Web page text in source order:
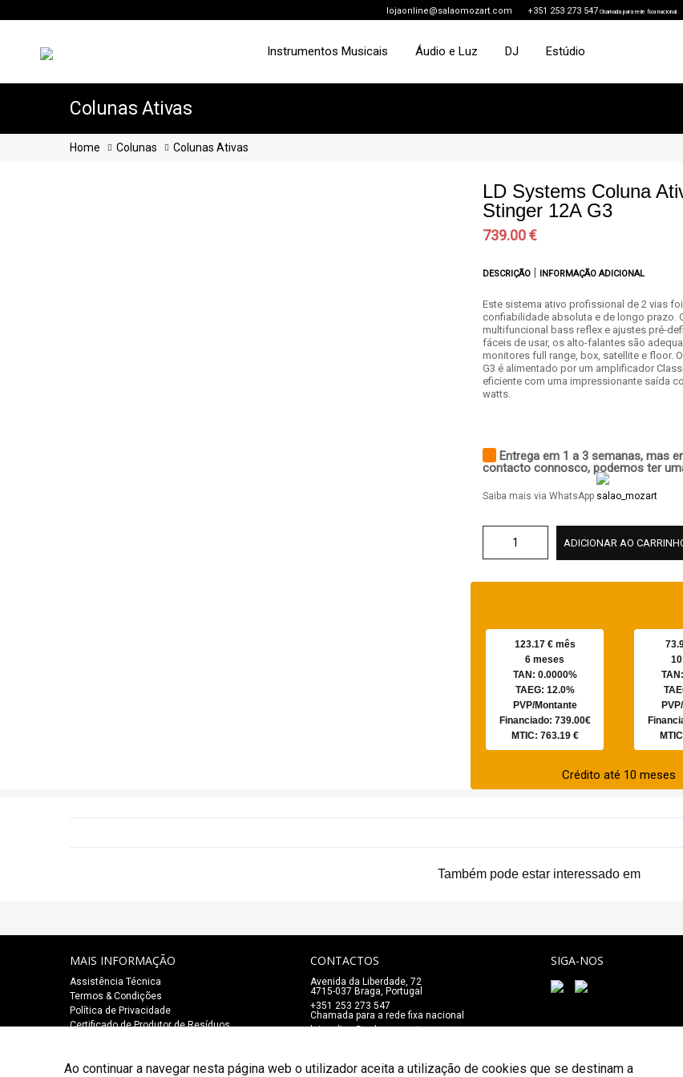
Ao continuar a navegar nesta página web o utilizador aceita a utilização de cookies que se destinam a
lojaonline@salaomozart.com +351 253 273 547 Chamada para rede fixa nacional
Instrumentos Musicais Áudio e Luz DJ Estúdio
Colunas Ativas
Home Colunas Colunas Ativas
LD Systems Coluna
Stinger 12A G3
739.00 €
DESCRIÇÃO | INFORMAÇÃO ADICIONAL
Este sistema ativo profissional de 2 vias
confiabilidade absoluta e de longo prazo.
multifuncional bass reflex e ajustes pré-
fáceis de usar, os alto-falantes são
monitores full range, box, satellite e floor.
G3 é alimentado por um amplificador
eficiente com uma impressionante saída
watts.
Entrega em 1 a 3 semanas, mas
contacto connosco, podemos ter
Saiba mais via WhatsApp
ADICIONAR AO
123.17 € mês
6 meses
TAN: 0.0000%
TAEG: 12.0%
PVP/Montante
Financiado: 739.00€
MTIC: 763.19 €
Crédito até 10 meses
Também pode estar interessado em
MAIS INFORMAÇÃO
Assistência Técnica
Termos & Condições
Política de Privacidade
Certificado de Produtor de Resíduos
CONTACTOS
Avenida da Liberdade, 72
4715-037 Braga, Portugal
+351 253 273 547
Chamada para a rede fixa nacional
lojaonline@salaomozart.com
SIGA-NOS